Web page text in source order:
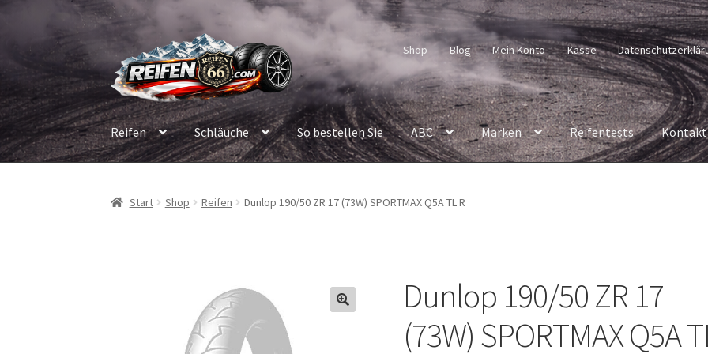
Navigation
springen
Inhalt
springen
Shop Blog Mein Konto Kasse
Reifen Schläuche So bestellen Sie ABC Marken Reifentests Kontakt
Start Shop Reifen Dunlop 190/50 ZR 17 (73W) SPORTMAX Q5A TL R
Dunlop 190/50 ZR 17
(73W) SPORTMAX Q5A